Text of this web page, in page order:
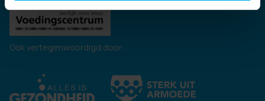
Ook vertegenwoordigd door: